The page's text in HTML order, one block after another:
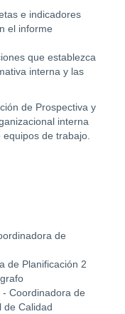
e indicadores
el informe
que establezca
interna y las
de Prospectiva y
interna
de trabajo.
de
de Planificación 2
Coordinadora de
de Calidad